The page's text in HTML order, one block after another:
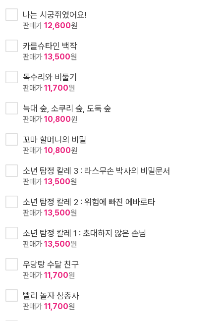
나는 시궁쥐였어요!
판매가12,600원
카를슈타인 백작
판매가13,500원
독수리와 비둘기
판매가11,700원
늑대 숲, 소쿠리 숲, 도둑 숲
판매가10,800원
꼬마 할머니의 비밀
판매가10,800원
소년 탐정 칼레 3 : 라스무손 박사의 비밀문서
판매가13,500원
소년 탐정 칼레 2 : 위험에 빠진 에바로타
판매가13,500원
소년 탐정 칼레 1 : 초대하지 않은 손님
판매가13,500원
우당탕 수달 친구
판매가11,700원
빨리 놀자 삼총사
판매가11,700원